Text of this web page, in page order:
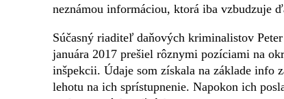
neznámou informáciou, ktorá iba vzbudzuje
Súčasný riaditeľ daňových kriminalistov
januára 2017 prešiel rôznymi pozíciami na
inšpekcii. Údaje som získala na základe info
lehotu na ich sprístupnenie. Napokon ich